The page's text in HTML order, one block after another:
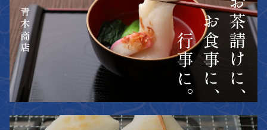
お茶請けに、
お食事に、
行事に。